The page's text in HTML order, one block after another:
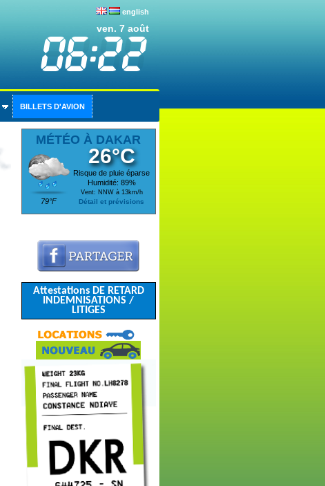
english
ven. 7 août
BILLETS D'AVION
MÉTÉO À DAKAR
79°F
26°C
Risque de pluie éparse
Humidité: 89%
Vent: NNW à 13km/h
Détail et prévisions
Attestations DE RETARD
INDEMNISATIONS /
LITIGES